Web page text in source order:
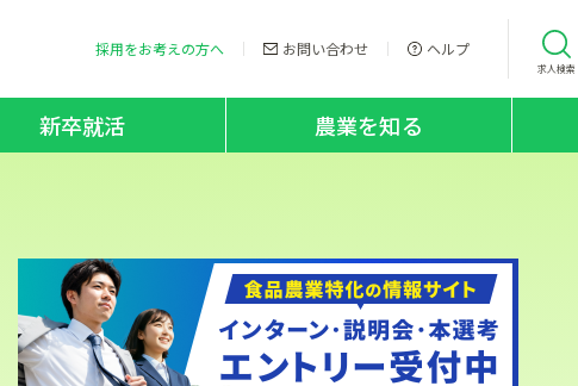
採用をお考えの方へ お問い合わせ ヘルプ
求人検索
新卒就活 農業を知る